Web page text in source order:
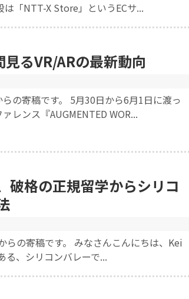
は「NTT-X Store」というECサ...
るVR/ARの最新動向
の寄稿です。 5月30日から6月1日に渡っ
レンス『AUGMENTED WOR...
破格の正規留学からシリコ
らの寄稿です。 みなさんこんにちは、Kei
る、シリコンバレーで...